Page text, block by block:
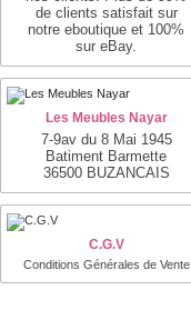
de clients satisfait sur
notre eboutique et 100%
sur eBay.
Les Meubles Nayar
7-9av du 8 Mai 1945
Batiment Barmette
36500 BUZANCAIS
C.G.V
Conditions Générales de Vente